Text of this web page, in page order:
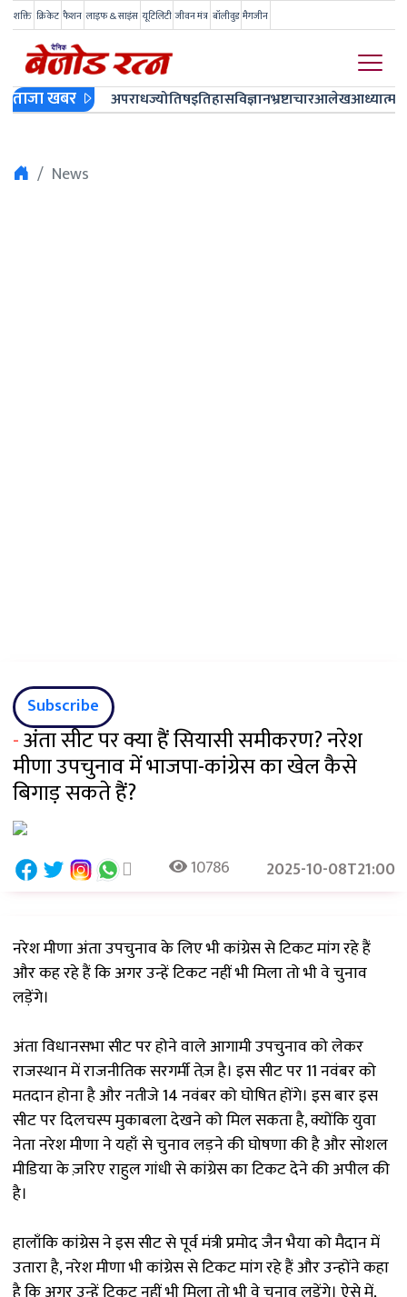
शक्ति क्रिकेट फैशन लाइफ & साइंस यूटिलिटी जीवन मंत्र बॉलीवुड मैगजीन
ताजा खबर अपराधज्योतिषइतिहासविज्ञानभ्रष्टाचारआलेखआध्यात्म
News
Subscribe
-अंता सीट पर क्या हैं सियासी समीकरण? नरेश
मीणा उपचुनाव में भाजपा-कांग्रेस का खेल कैसे
बिगाड़ सकते हैं?
10786 2025-10-08T21:00
नरेश मीणा अंता उपचुनाव के लिए भी कांग्रेस से टिकट मांग रहे हैं
और कह रहे हैं कि अगर उन्हें टिकट नहीं भी मिला तो भी वे चुनाव
लड़ेंगे।
अंता विधानसभा सीट पर होने वाले आगामी उपचुनाव को लेकर
राजस्थान में राजनीतिक सरगर्मी तेज़ है। इस सीट पर 11 नवंबर को
मतदान होना है और नतीजे 14 नवंबर को घोषित होंगे। इस बार इस
सीट पर दिलचस्प मुकाबला देखने को मिल सकता है, क्योंकि युवा
नेता नरेश मीणा ने यहाँ से चुनाव लड़ने की घोषणा की है और सोशल
मीडिया के ज़रिए राहुल गांधी से कांग्रेस का टिकट देने की अपील की
है।
हालाँकि कांग्रेस ने इस सीट से पूर्व मंत्री प्रमोद जैन भैया को मैदान में
उतारा है, नरेश मीणा भी कांग्रेस से टिकट मांग रहे हैं और उन्होंने कहा